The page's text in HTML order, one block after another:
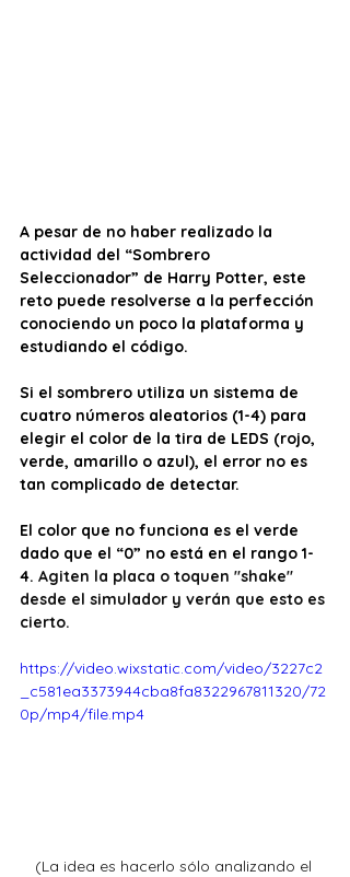
A pesar de no haber realizado la
actividad del “Sombrero
Seleccionador” de Harry Potter, este
reto puede resolverse a la perfección
conociendo un poco la plataforma y
estudiando el código.
Si el sombrero utiliza un sistema de
cuatro números aleatorios (1-4) para
elegir el color de la tira de LEDS (rojo,
verde, amarillo o azul), el error no es
tan complicado de detectar.
El color que no funciona es el verde
dado que el “0” no está en el rango 1-
4. Agiten la placa o toquen "shake"
desde el simulador y verán que esto es
cierto.
https://video.wixstatic.com/video/3227c2
_c581ea3373944cba8fa8322967811320/72
0p/mp4/file.mp4
(La idea es hacerlo sólo analizando el